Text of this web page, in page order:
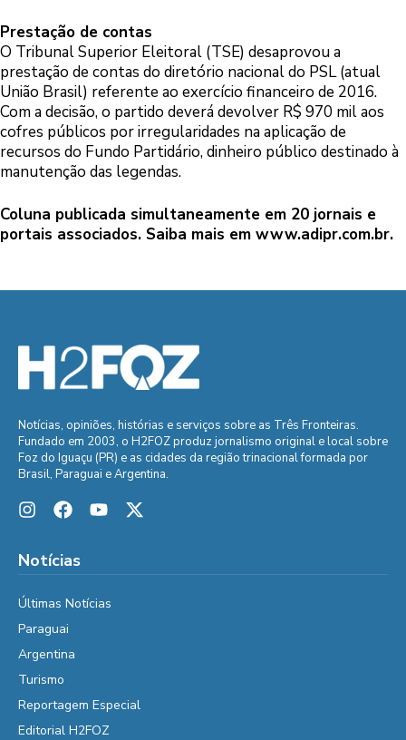
Prestação de contas
O Tribunal Superior Eleitoral (TSE) desaprovou a
prestação de contas do diretório nacional do PSL (atual
União Brasil) referente ao exercício financeiro de 2016.
Com a decisão, o partido deverá devolver R$ 970 mil aos
cofres públicos por irregularidades na aplicação de
recursos do Fundo Partidário, dinheiro público destinado à
manutenção das legendas.
Coluna publicada simultaneamente em 20 jornais e
portais associados. Saiba mais em www.adipr.com.br.
Notícias, opiniões, histórias e serviços sobre as Três Fronteiras.
Fundado em 2003, o H2FOZ produz jornalismo original e local sobre
Foz do Iguaçu (PR) e as cidades da região trinacional formada por
Brasil, Paraguai e Argentina.
Notícias
Últimas Notícias
Paraguai
Argentina
Turismo
Reportagem Especial
Editorial H2FOZ